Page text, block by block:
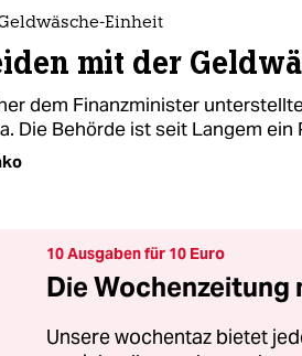
Einheit
mit der
dem Finanzminister
Die Behörde ist seit Langem ein
10 Ausgaben für 10 Euro
Die
Unsere wochentaz bietet